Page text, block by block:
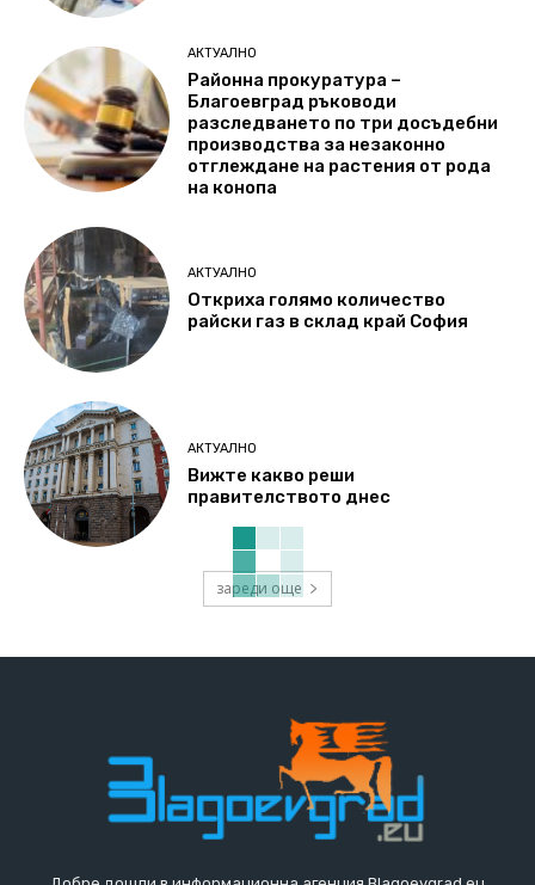
АКТУАЛНО
Районна прокуратура –
Благоевград ръководи
разследването по три досъдебни
производства за незаконно
отглеждане на растения от рода
на конопа
АКТУАЛНО
Откриха голямо количество
райски газ в склад край София
АКТУАЛНО
Вижте какво реши
правителството днес
зареди още